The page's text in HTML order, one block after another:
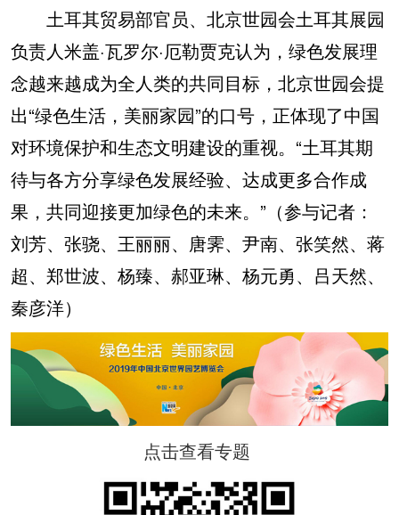
土耳其贸易部官员、北京世园会土耳其展园
负责人米盖·瓦罗尔·厄勒贾克认为，绿色发展理
念越来越成为全人类的共同目标，北京世园会提
出“绿色生活，美丽家园”的口号，正体现了中国
对环境保护和生态文明建设的重视。“土耳其期
待与各方分享绿色发展经验、达成更多合作成
果，共同迎接更加绿色的未来。”（参与记者：
刘芳、张骁、王丽丽、唐霁、尹南、张笑然、蒋
超、郑世波、杨臻、郝亚琳、杨元勇、吕天然、
秦彦洋）
点击查看专题